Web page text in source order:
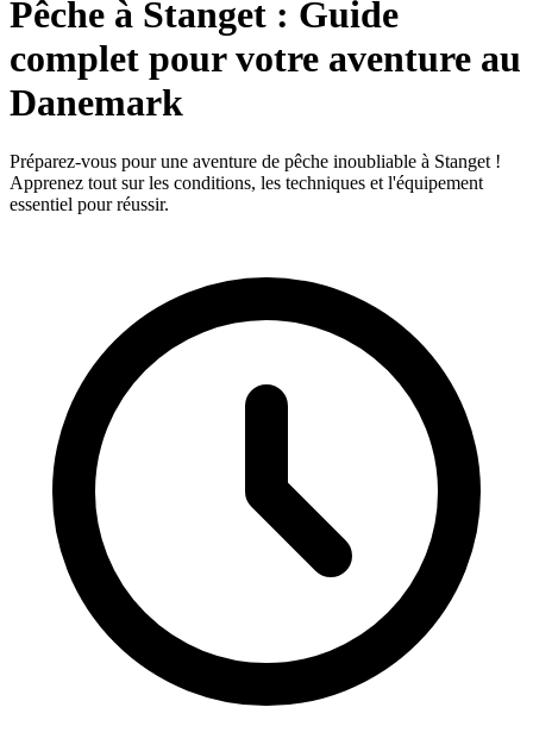
Pêche à Stanget : Guide
complet pour votre aventure au
Danemark
Préparez-vous pour une aventure de pêche inoubliable à Stanget !
Apprenez tout sur les conditions, les techniques et l'équipement
essentiel pour réussir.